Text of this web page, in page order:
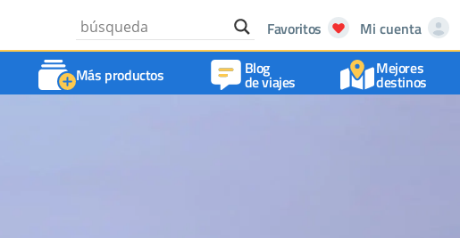
Favoritos
Mi cuenta
Más productos Blog
de viajes
Mejores
destinos